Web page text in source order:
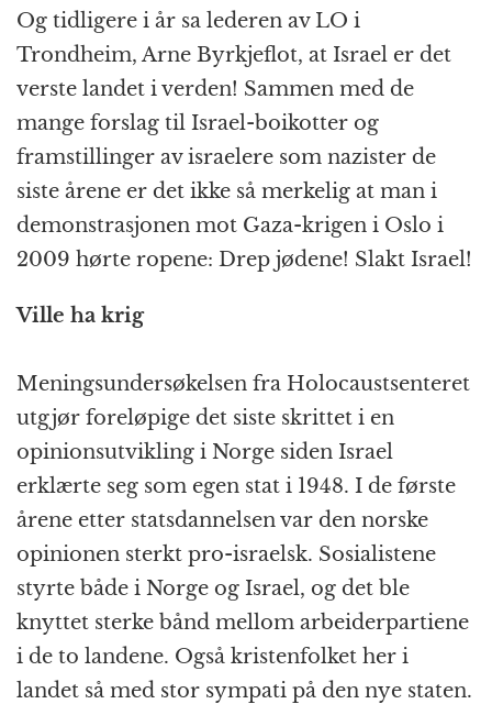
Og tidligere i år sa lederen av LO i
Trondheim, Arne Byrkjeflot, at Israel er det
verste landet i verden! Sammen med de
mange forslag til Israel-boikotter og
framstillinger av israelere som nazister de
siste årene er det ikke så merkelig at man i
demonstrasjonen mot Gaza-krigen i Oslo i
2009 hørte ropene: Drep jødene! Slakt Israel!
Ville ha krig
Meningsundersøkelsen fra Holocaustsenteret
utgjør foreløpige det siste skrittet i en
opinionsutvikling i Norge siden Israel
erklærte seg som egen stat i 1948. I de første
årene etter statsdannelsen var den norske
opinionen sterkt pro-israelsk. Sosialistene
styrte både i Norge og Israel, og det ble
knyttet sterke bånd mellom arbeiderpartiene
i de to landene. Også kristenfolket her i
landet så med stor sympati på den nye staten.